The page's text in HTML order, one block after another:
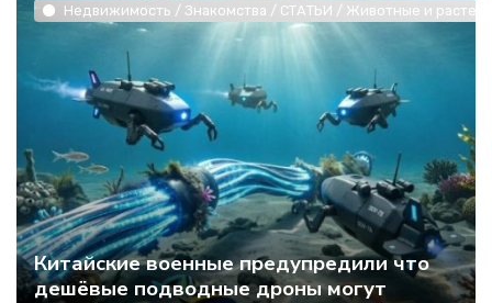
Недвижимость / Знакомства / СТАТЬИ / Животные и
Китайские военные предупредили что
дешёвые подводные дроны могут